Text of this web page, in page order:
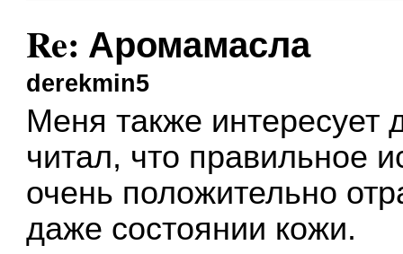
Re: Аромамасла
derekmin5
Меня также интересует
читал, что правильное
очень положительно
даже состоянии кожи.